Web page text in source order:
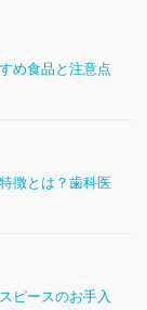
め食品と注意点
徴とは？歯科医
ピースのお手入